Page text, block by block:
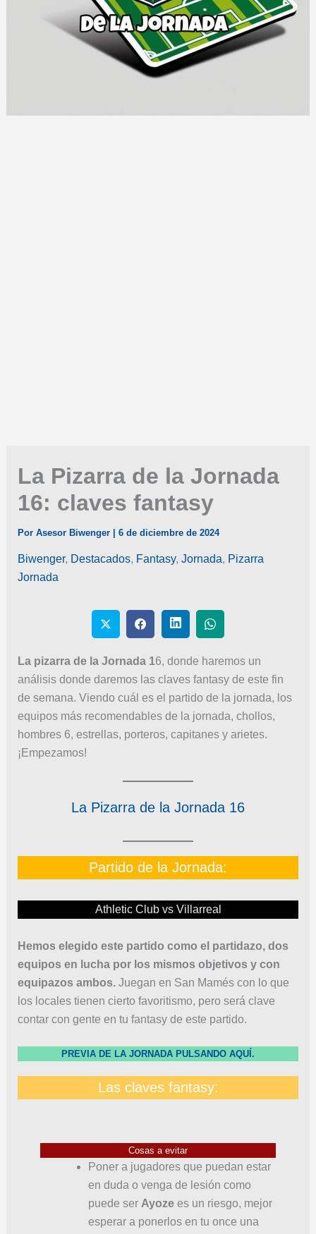
La Pizarra de la Jornada
16: claves fantasy
Por Asesor Biwenger 6 de diciembre de 2024
Biwenger, Destacados, Fantasy, Jornada, Pizarra
Jornada
La pizarra de la Jornada 16, donde haremos un
análisis donde daremos las claves fantasy de este fin
de semana. Viendo cuál es el partido de la jornada, los
equipos más recomendables de la jornada, chollos,
hombres 6, estrellas, porteros, capitanes y arietes.
¡Empezamos!
La Pizarra de la Jornada 16
Partido de la Jornada:
Athletic Club vs Villarreal
Hemos elegido este partido como el partidazo, dos
equipos en lucha por los mismos objetivos y con
equipazos ambos.Juegan en San Mamés con lo que
los locales tienen cierto favoritismo, pero será clave
contar con gente en tu fantasy de este partido.
PREVIA DE LA JORNADA PULSANDO AQUÍ.
Las claves fantasy:
Cosas a evitar
Poner a jugadores que puedan estar
en duda o venga de lesión como
puede ser Ayozees un riesgo, mejor
esperar a ponerlos en tu once una